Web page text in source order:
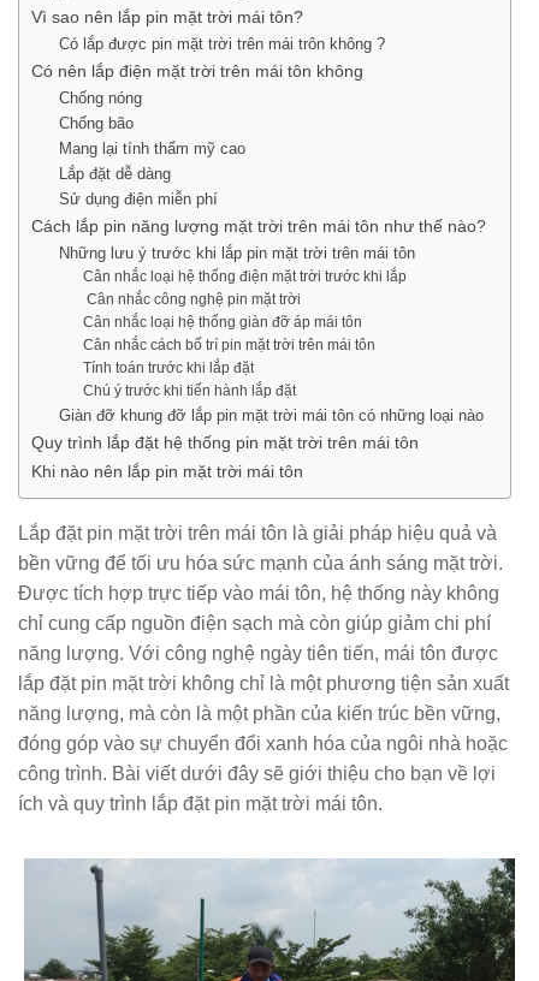
Vì sao nên lắp pin mặt trời mái tôn?
Có lắp được pin mặt trời trên mái trôn không ?
Có nên lắp điện mặt trời trên mái tôn không
Chống nóng
Chống bão
Mang lại tính thẩm mỹ cao
Lắp đặt dễ dàng
Sử dụng điện miễn phí
Cách lắp pin năng lượng mặt trời trên mái tôn như thế nào?
Những lưu ý trước khi lắp pin mặt trời trên mái tôn
Cân nhắc loại hệ thống điện mặt trời trước khi lắp
Cân nhắc công nghệ pin mặt trời
Cân nhắc loại hệ thống giàn đỡ áp mái tôn
Cân nhắc cách bố trí pin mặt trời trên mái tôn
Tính toán trước khi lắp đặt
Chú ý trước khi tiến hành lắp đặt
Giàn đỡ khung đỡ lắp pin mặt trời mái tôn có những loại nào
Quy trình lắp đặt hệ thống pin mặt trời trên mái tôn
Khi nào nên lắp pin mặt trời mái tôn
Lắp đặt pin mặt trời trên mái tôn là giải pháp hiệu quả và
bền vững để tối ưu hóa sức mạnh của ánh sáng mặt trời.
Được tích hợp trực tiếp vào mái tôn, hệ thống này không
chỉ cung cấp nguồn điện sạch mà còn giúp giảm chi phí
năng lượng. Với công nghệ ngày tiên tiến, mái tôn được
lắp đặt pin mặt trời không chỉ là một phương tiện sản xuất
năng lượng, mà còn là một phần của kiến trúc bền vững,
đóng góp vào sự chuyển đổi xanh hóa của ngôi nhà hoặc
công trình. Bài viết dưới đây sẽ giới thiệu cho bạn về lợi
ích và quy trình lắp đặt pin mặt trời mái tôn.